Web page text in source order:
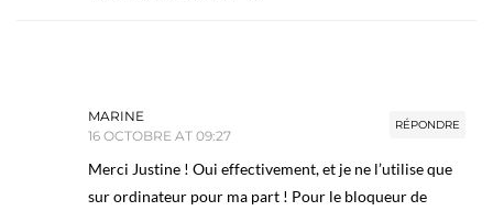
RÉPONDRE
MARINE
16 OCTOBRE AT 09:27
Merci Justine ! Oui effectivement, et je ne l’utilise que
sur ordinateur pour ma part ! Pour le bloqueur de